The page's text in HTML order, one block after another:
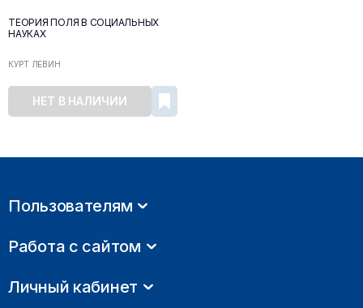
ТЕОРИЯ ПОЛЯ В СОЦИАЛЬНЫХ
НАУКАХ
КУРТ ЛЕВИН
НЕТ В НАЛИЧИИ
Пользователям
Работа с сайтом
Личный кабинет